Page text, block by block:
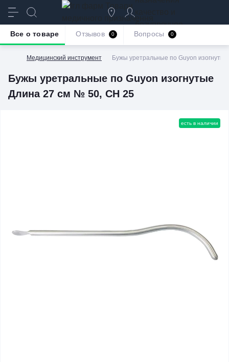
безупречное
обслуживание
Медицинский инструмент Бужы уретральные по Guyon
Бужы уретральные по Guyon изогнутые
Длина 27 см № 50, СН 25
Все о товаре Отзывов 0 Вопросы 0
есть в наличии